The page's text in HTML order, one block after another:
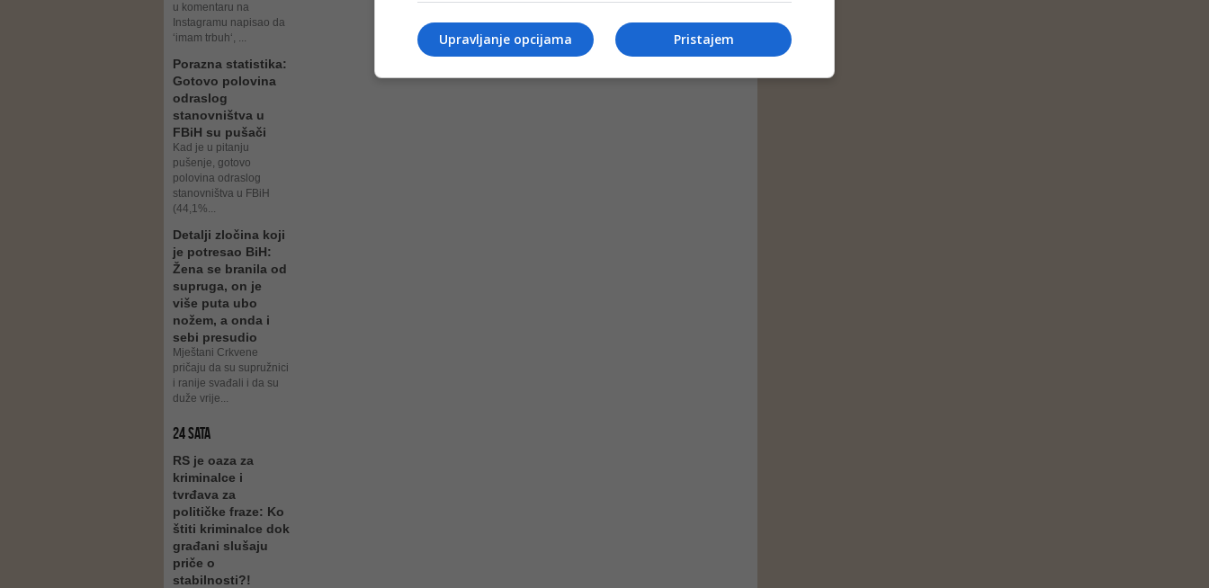
u komentaru na
Instagramu napisao da
‘imam trbuh‘, ...
Porazna statistika:
Gotovo polovina
odraslog
stanovništva u
FBiH su pušači
Kad je u pitanju
pušenje, gotovo
polovina odraslog
stanovništva u FBiH
(44,1%...
Detalji zločina koji
je potresao BiH:
Žena se branila od
supruga, on je
više puta ubo
nožem, a onda i
sebi presudio
Mještani Crkvene
pričaju da su supružnici
i ranije svađali i da su
duže vrije...
24 SATA
RS je oaza za
kriminalce i
tvrđava za
političke fraze: Ko
štiti kriminalce dok
građani slušaju
priče o
stabilnosti?!
Pristajem
Upravljanje opcijama